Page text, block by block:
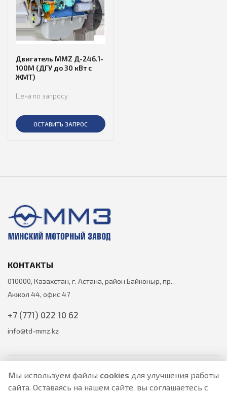
Двигатель MMZ Д-246.1-
100М (ДГУ до 30 кВт с
ЖМТ)
Цена по запросу
ОСТАВИТЬ ЗАПРОС
Мы используем файлы cookies для улучшения работы
сайта. Оставаясь на нашем сайте, вы соглашаетесь с
КОНТАКТЫ
010000, Казахстан, г. Астана, район Байконыр, пр.
Акжол 44, офис 47
+7 (771) 022 10 62
info@td-mmz.kz
Все цены на товары указаны только для ознакомления и не